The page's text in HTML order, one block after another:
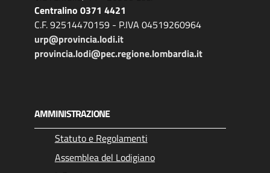
Centralino 0371 4421
C.F. 92514470159 - P.IVA 04519260964
urp@provincia.lodi.it
provincia.lodi@pec.regione.lombardia.it
AMMINISTRAZIONE
Statuto e Regolamenti
Assemblea del Lodigiano